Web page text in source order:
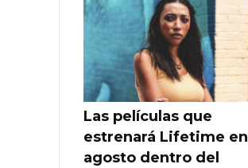
Las películas que
estrenará Lifetime en
agosto dentro del